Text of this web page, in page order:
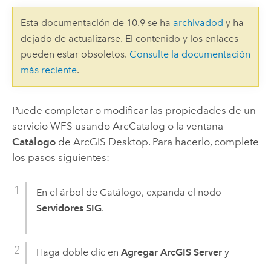
Esta documentación de 10.9 se ha archivadod y ha
dejado de actualizarse. El contenido y los enlaces
pueden estar obsoletos. Consulte la documentación
más reciente.
Puede completar o modificar las propiedades de un
servicio WFS usando ArcCatalog o la ventana
Catálogode ArcGIS Desktop. Para hacerlo, complete
los pasos siguientes:
En el árbol de Catálogo, expanda el nodo
Servidores SIG.
Haga doble clic en Agregar ArcGIS Servery